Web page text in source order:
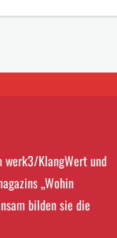
werk3/KlangWert und
„Wohin
bilden sie die